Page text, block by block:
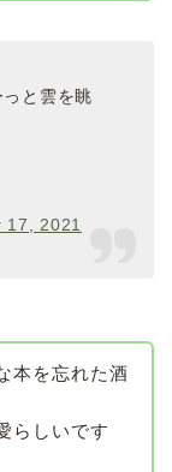
と雲を眺
17, 2021
本を忘れた酒
らしいです